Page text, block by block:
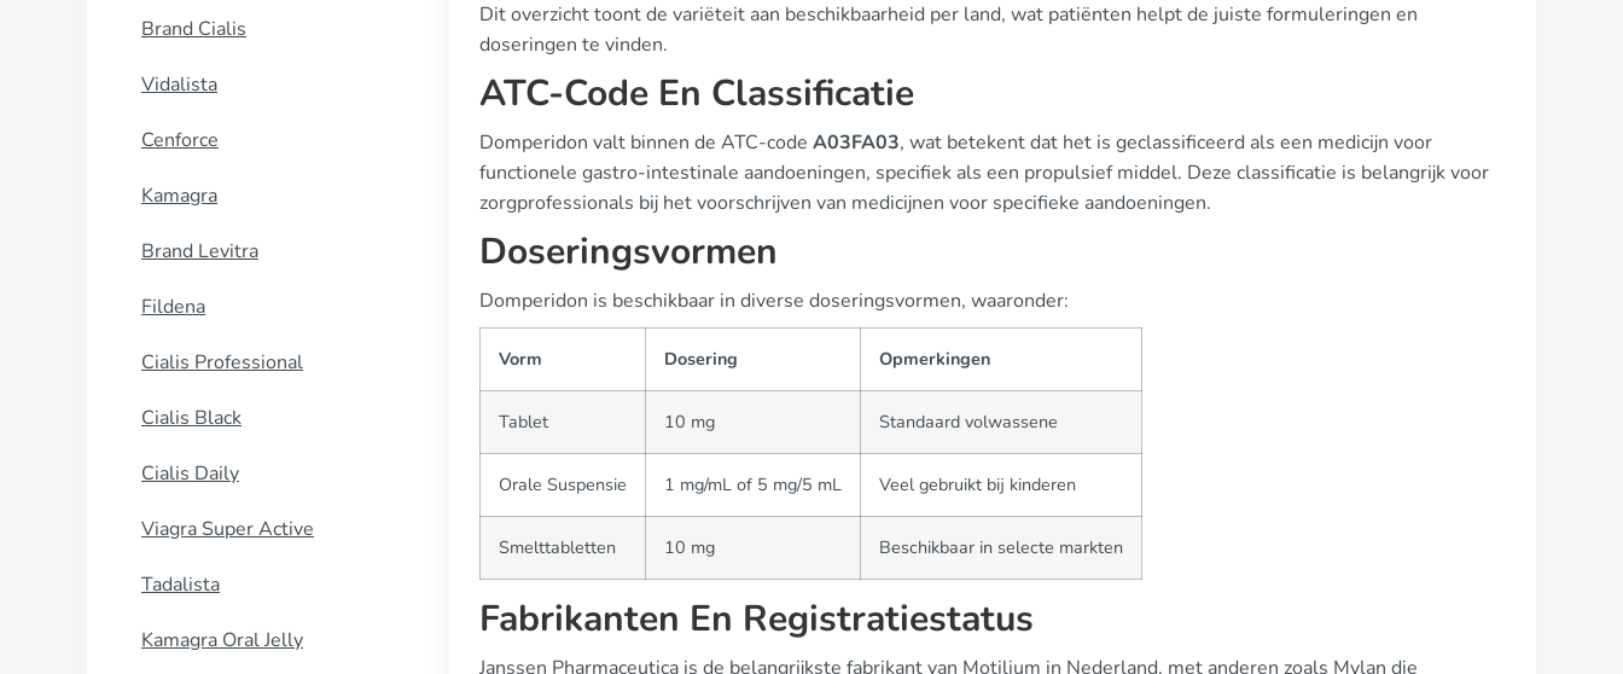
Brand Cialis
Vidalista
Cenforce
Kamagra
Brand Levitra
Fildena
Cialis Professional
Cialis Black
Cialis Daily
Viagra Super Active
Tadalista
Kamagra Oral Jelly
Dit overzicht toont de variëteit aan beschikbaarheid per land, wat patiënten helpt de juiste formuleringen en
doseringen te vinden.
ATC-Code En Classificatie
Domperidon valt binnen de ATC-code A03FA03, wat betekent dat het is geclassificeerd als een medicijn voor
functionele gastro-intestinale aandoeningen, specifiek als een propulsief middel. Deze classificatie is belangrijk voor
zorgprofessionals bij het voorschrijven van medicijnen voor specifieke aandoeningen.
Doseringsvormen
Domperidon is beschikbaar in diverse doseringsvormen, waaronder:
Vorm Dosering Opmerkingen
Tablet 10 mg Standaard volwassene
Orale Suspensie 1 mg/mL of 5 mg/5 mL Veel gebruikt bij kinderen
Smelttabletten 10 mg Beschikbaar in selecte markten
Fabrikanten En Registratiestatus
Janssen Pharmaceutica is de belangrijkste fabrikant van Motilium in Nederland, met anderen zoals Mylan die